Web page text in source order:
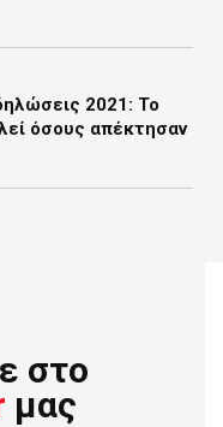
2021: Το
όσους απέκτησαν
στο
μας